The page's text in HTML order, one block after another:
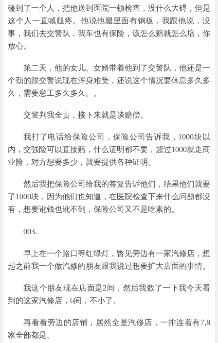
碰到了一个人，把他送到医院一顿检查，没什么大碍，但是
这个人一直喊腿疼。他说他腿里面有钢板，我跟他说，没
事，我们去交警队，我车也有保险，该怎么赔就怎么培，你
放心。
第二天，他的女儿、女婿带着他到了交警队，他还是一
个劲的跟交警说现在浑身难受，还说这个情况要休息多久多
久，需要怠工多久多久。。
交警判我全责，接下来就是谈赔偿。
我打了电话给保险公司，保险公司告诉我，1000块以
内，交强险可以直接赔，什么证明都不要，超过1000就走商
业险，对方想要多少，就要提供各种证明。
然后我把保险公司给我的答复告诉他们，结果他们就要
了1000块，因为他们也知道，在医院检查下来什么问题都没
有，想要讹钱也讹不到，保险公司又不是吃素的。
003.
早上在一个路口等红绿灯，瞥见旁边有一家汽修店，想
起之前我一个做汽修的朋友跟我说过想要扩大店面的事情。
我这个朋友现在店面是2间，然后我数了一下我今天看
到的这家汽修店，6间，不小了。
再看看旁边的店铺，居然全是汽修店，一排连着有7,8
家全部都是。